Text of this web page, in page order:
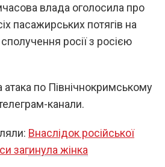
влада оголосила про
пасажирських потягів на
росії з росією
по Північнокримському
канали.
Внаслідок російської
загинула жінка